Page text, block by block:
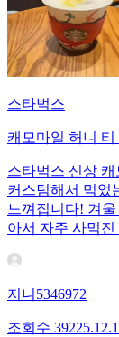
스타벅스
캐모마일 허니 티
스타벅스 신상
커스텀해서 먹었
느껴집니다! 겨
아서 자주 사먹
지니5346972
조회수 392